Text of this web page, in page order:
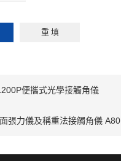
便攜式光學接觸角儀
張力儀及稱重法接觸角儀 A80